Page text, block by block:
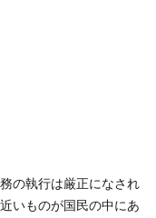
創
治
社
の執行は厳正になされ
いものが国民の中にあ